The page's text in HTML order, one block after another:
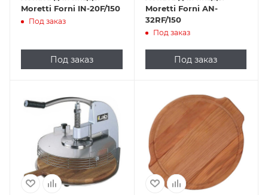
Moretti Forni IN-20F/150
Под заказ
Под заказ
Moretti Forni AN-
32RF/150
Под заказ
Под заказ